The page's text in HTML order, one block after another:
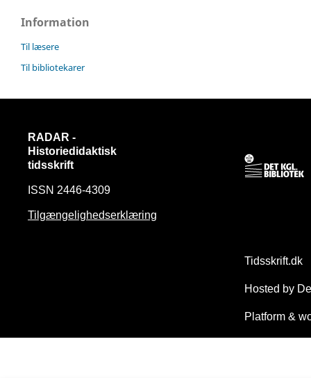
Information
Til læsere
Til bibliotekarer
RADAR -
Historiedidaktisk
tidsskrift
ISSN 2446-4309
Tilgængelighedserklæring